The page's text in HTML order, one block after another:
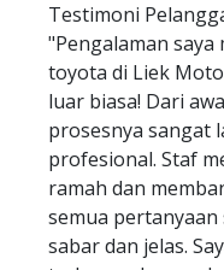
Testimoni
"Pengalaman saya
toyota di Liek
luar biasa! Dari
prosesnya sangat
profesional. Staf
ramah dan
semua pertanyaan
sabar dan jelas.